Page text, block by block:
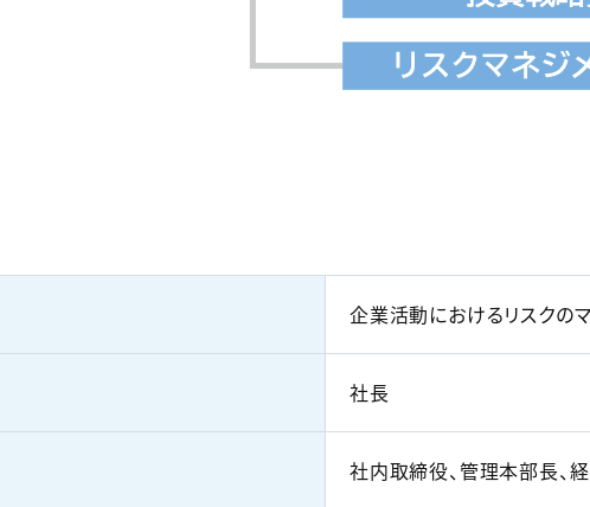
企業活動におけるリスクの
社長
社内取締役、管理本部長、